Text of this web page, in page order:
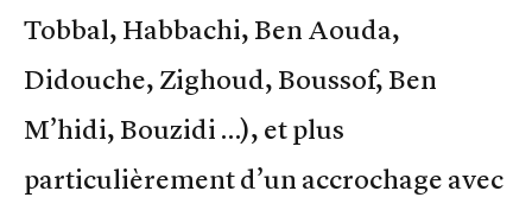
Tobbal, Habbachi, Ben Aouda,
Didouche, Zighoud, Boussof, Ben
M’hidi, Bouzidi …), et plus
particulièrement d’un accrochage avec